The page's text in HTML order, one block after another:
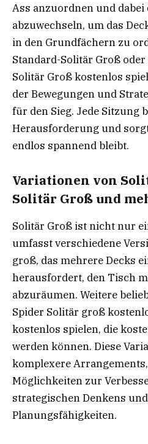
Ass anzuordnen und dabei
abzuwechseln, um das
in den Grundfächern zu
Standard-Solitär Groß
Solitär Groß kostenlos
der Bewegungen und
für den Sieg. Jede Sitzung
Herausforderung und
endlos spannend bleibt.
Variationen von
Solitär Groß und
Solitär Groß ist nicht nur
umfasst verschiedene
groß, das mehrere Decks
herausfordert, den Tisch
abzuräumen. Weitere
Spider Solitär groß
kostenlos spielen, die
werden können. Diese
komplexere
Möglichkeiten zur
strategischen Denkens
Planungsfähigkeiten.